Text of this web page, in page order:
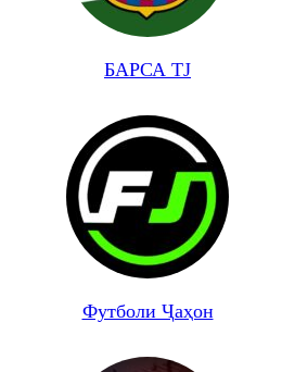
БАРСА TJ
Футболи Ҷаҳон